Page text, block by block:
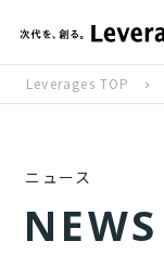
Leverages TOP
ニュース
NEWS